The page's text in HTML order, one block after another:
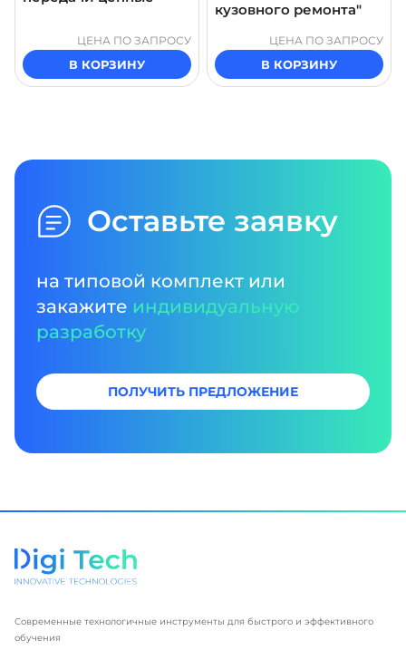
ЦЕНА ПО ЗАПРОСУ
В КОРЗИНУ
кузовного ремонта"
ЦЕНА ПО ЗАПРОСУ
В КОРЗИНУ
Оставьте заявку
на типовой комплект или
закажите индивидуальную
разработку
ПОЛУЧИТЬ ПРЕДЛОЖЕНИЕ
Современные технологичные инструменты для быстрого и эффективного
обучения